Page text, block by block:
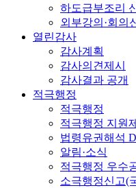
하도급부조리
외부강의·회의
열린감사
감사계획
감사의견제시
감사결과 공개
적극행정
적극행정
적극행정 지원
법령유권해석
알림·소식
적극행정 우수
소극행정신고(